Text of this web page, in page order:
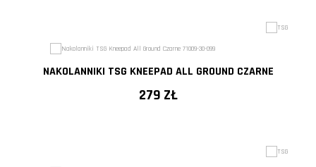
NAKOLANNIKI TSG KNEEPAD ALL GROUND CZARNE
279 ZŁ